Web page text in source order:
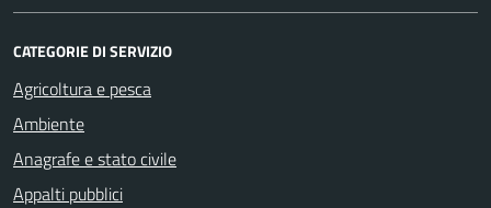
CATEGORIE DI SERVIZIO
Agricoltura e pesca
Ambiente
Anagrafe e stato civile
Appalti pubblici